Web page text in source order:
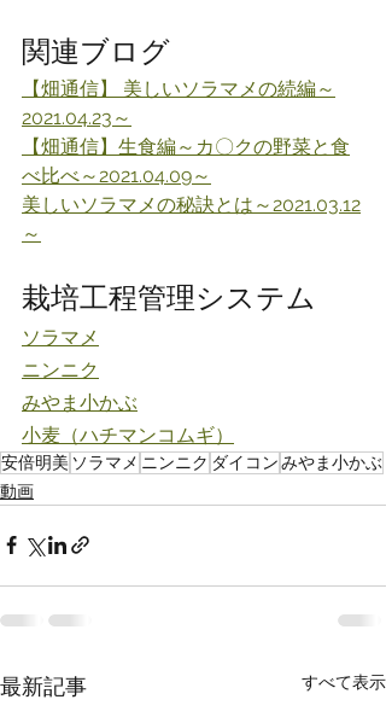
関連ブログ
【畑通信】 美しいソラマメの続編～
2021.04.23～
【畑通信】生食編～カ〇クの野菜と食
べ比べ～2021.04.09～
美しいソラマメの秘訣とは～2021.03.12
～
栽培工程管理システム
ソラマメ
ニンニク
みやま小かぶ
小麦（ハチマンコムギ）
安倍明美 ソラマメ ニンニク ダイコンみやま小かぶ
動画
最新記事 すべて表示